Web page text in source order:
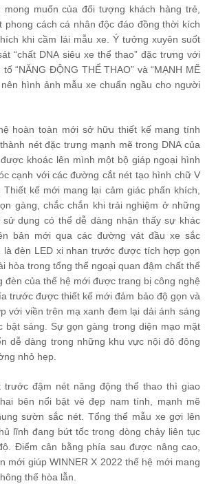
muốn của đối tượng khách hàng trẻ,
phong cách cá nhân độc đáo đồng thời kích
khi cầm lái mẫu xe. Ý tưởng xuyên suốt
“chất DNA siêu xe thể thao” đặc trưng với
“NĂNG ĐỘNG THỂ THAO” và “MẠNH MẼ
nên hình ảnh mẫu xe chuẩn ngầu cho người
hoàn toàn mới sở hữu thiết kế mang tính
nét đặc trưng mạnh mẽ trong DNA của
khoác lên mình một bộ giáp ngoại hình
cạnh với các đường cắt nét tạo hình chữ V
kế mới mang lại cảm giác phấn khích,
gàng, chắc chắn khi trải nghiệm ở những
dụng có thể dễ dàng nhận thấy sự khác
bản mới qua các đường vát đầu xe sắc
là đèn LED xi nhan trước được tích hợp gọn
hòa trong tổng thể ngoại quan đậm chất thể
đèn của thế hệ mới được trang bị công nghệ
trước được thiết kế mới đảm bảo độ gọn và
với viền trên mạ xanh đem lại dải ánh sáng
bật sáng. Sự gọn gàng trong diện mạo mặt
dễ dàng trong những khu vực nội đô đông
nhỏ hẹp.
trước đậm nét năng động thể thao thì giao
bên nổi bật vẻ đẹp nam tính, mạnh mẽ
sườn sắc nét. Tổng thể mẫu xe gợi lên
lĩnh đang bứt tốc trong dòng chảy liên tục
Điểm cân bằng phía sau được nâng cao,
mới giúp WINNER X 2022 thế hệ mới mang
thể hòa lẫn.